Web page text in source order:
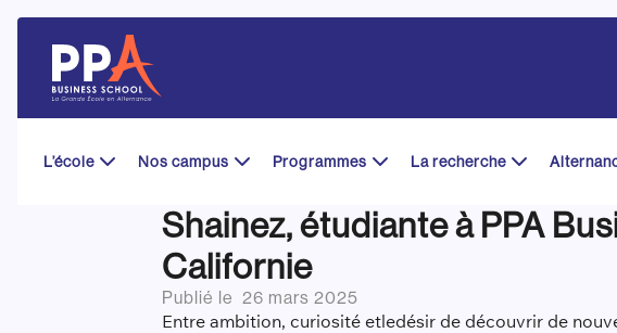
content
L’école Nos campus Programmes La recherche
Shainez, étudiante à PPA
Californie
Publié le26 mars 2025
Entre ambition, curiosité etledésir de découvrir de